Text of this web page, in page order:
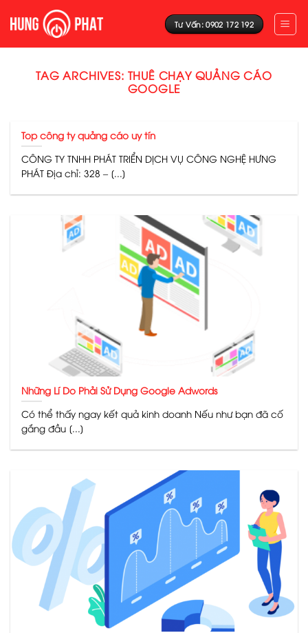
Tư Vấn: 0902 172 192
TAG ARCHIVES: THUÊ CHẠY QUẢNG CÁO
GOOGLE
Top công ty quảng cáo uy tín
CÔNG TY TNHH PHÁT TRIỂN DỊCH VỤ CÔNG NGHỆ HƯNG
PHÁT Địa chỉ: 328 – [...]
Những Lí Do Phải Sử Dụng Google Adwords
Có thể thấy ngay kết quả kinh doanh Nếu như bạn đã cố
gắng đầu [...]